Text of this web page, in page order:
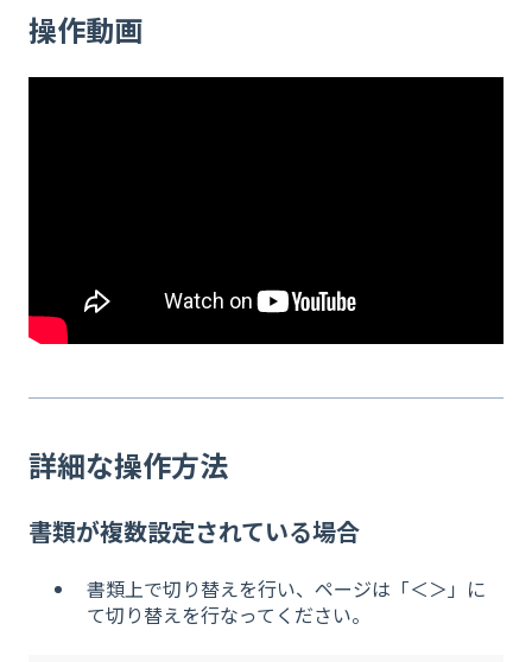
操作動画
詳細な操作方法
書類が複数設定されている場合
書類上で切り替えを行い、ページは「＜＞」に
て切り替えを行なってください。